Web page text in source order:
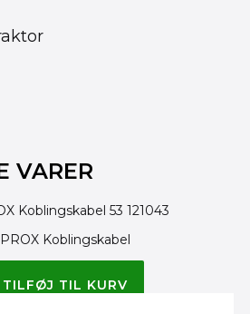
VARER
PROX Koblingskabel
TILFØJ TIL KURV